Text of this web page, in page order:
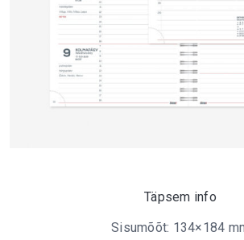
Täpsem info
Sisumõõt: 134×184